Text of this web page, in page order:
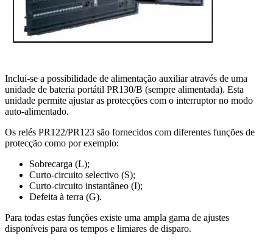
Inclui-se a possibilidade de alimentação auxiliar através de uma
unidade de bateria portátil PR130/B (sempre alimentada). Esta
unidade permite ajustar as protecções com o interruptor no modo
auto-alimentado.
Os relés PR122/PR123 são fornecidos com diferentes funções de
protecção como por exemplo:
Sobrecarga (L);
Curto-circuito selectivo (S);
Curto-circuito instantâneo (I);
Defeita à terra (G).
Para todas estas funções existe uma ampla gama de ajustes
disponíveis para os tempos e limiares de disparo.